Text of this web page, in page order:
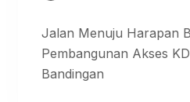
Jalan Menuju Harapan
Pembangunan Akses
Bandingan